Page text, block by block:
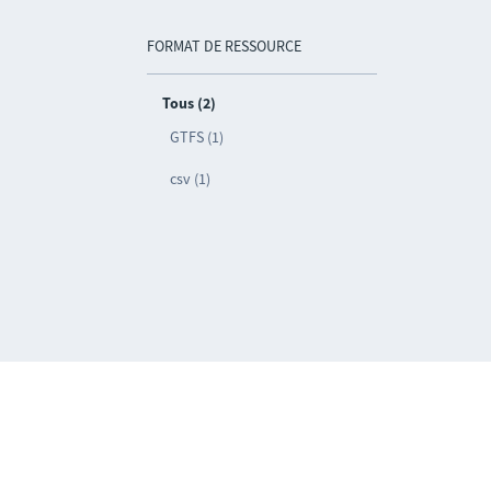
FORMAT DE RESSOURCE
Tous (2)
GTFS (1)
csv (1)